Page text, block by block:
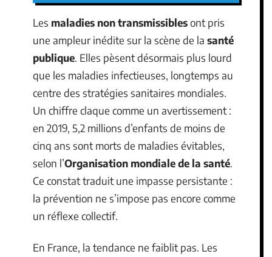
Les maladies non transmissiblesont pris
une ampleur inédite sur la scène de la santé
publique. Elles pèsent désormais plus lourd
que les maladies infectieuses, longtemps au
centre des stratégies sanitaires mondiales.
Un chiffre claque comme un avertissement :
en 2019, 5,2 millions d’enfants de moins de
cinq ans sont morts de maladies évitables,
selon l’Organisation mondiale de la santé.
Ce constat traduit une impasse persistante :
la prévention ne s’impose pas encore comme
un réflexe collectif.
En France, la tendance ne faiblit pas. Les